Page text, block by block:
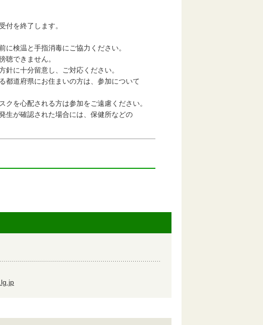
終了します。
温と手指消毒にご協力ください。
できません。
十分留意し、ご対応ください。
県にお住まいの方は、参加について
心配される方は参加をご遠慮ください。
確認された場合には、保健所などの